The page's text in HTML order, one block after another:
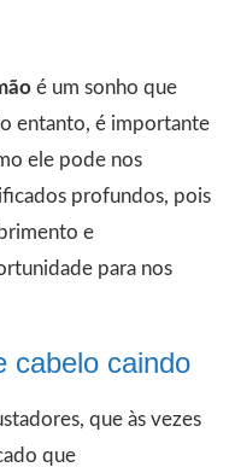
é um sonho que
entanto, é importante
ele pode nos
profundos, pois
e
para nos
cabelo caindo
que às vezes
que